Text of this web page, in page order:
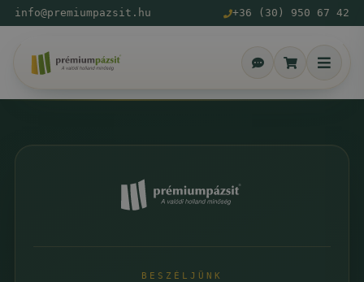
info@premiumpazsit.hu +36 (30) 950 67 42
BESZÉLJÜNK